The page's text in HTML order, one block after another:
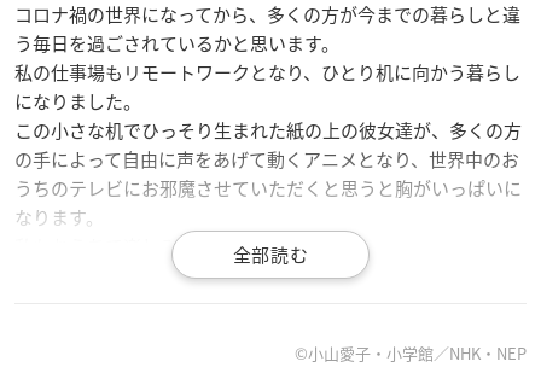
コロナ禍の世界になってから、多くの方が今までの暮らしと違
う毎日を過ごされているかと思います。
私の仕事場もリモートワークとなり、ひとり机に向かう暮らし
になりました。
この小さな机でひっそり生まれた紙の上の彼女達が、多くの方
の手によって自由に声をあげて動くアニメとなり、世界中のお
うちのテレビにお邪魔させていただくと思うと胸がいっぱいに
なります。
私もおうちで楽しみに待っています。
©小山愛子・小学館／NHK・NEP